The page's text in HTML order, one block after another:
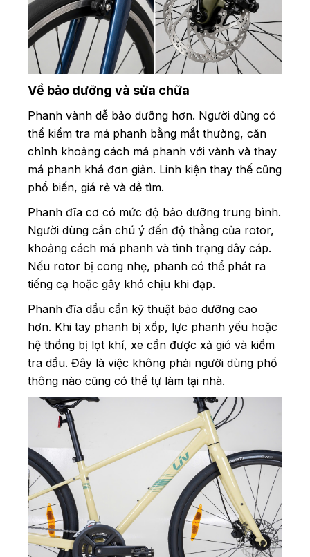
Về bảo dưỡng và sửa chữa
Phanh vành dễ bảo dưỡng hơn. Người dùng có
thể kiểm tra má phanh bằng mắt thường, căn
chỉnh khoảng cách má phanh với vành và thay
má phanh khá đơn giản. Linh kiện thay thế cũng
phổ biến, giá rẻ và dễ tìm.
Phanh đĩa cơ có mức độ bảo dưỡng trung bình.
Người dùng cần chú ý đến độ thẳng của rotor,
khoảng cách má phanh và tình trạng dây cáp.
Nếu rotor bị cong nhẹ, phanh có thể phát ra
tiếng cạ hoặc gây khó chịu khi đạp.
Phanh đĩa dầu cần kỹ thuật bảo dưỡng cao
hơn. Khi tay phanh bị xốp, lực phanh yếu hoặc
hệ thống bị lọt khí, xe cần được xả gió và kiểm
tra dầu. Đây là việc không phải người dùng phổ
thông nào cũng có thể tự làm tại nhà.